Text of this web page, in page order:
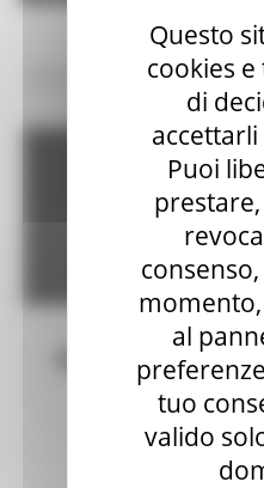
Questo
cookies
di
Puoi
al
tuo
valido
Amministrazione Trasparente/